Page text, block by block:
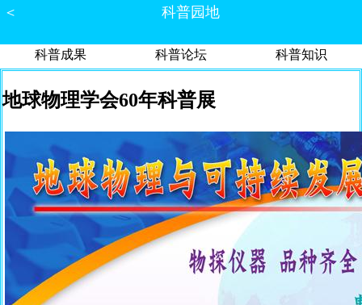
＜ 科普园地
科普成果 科普论坛 科普知识
地球物理学会60年科普展